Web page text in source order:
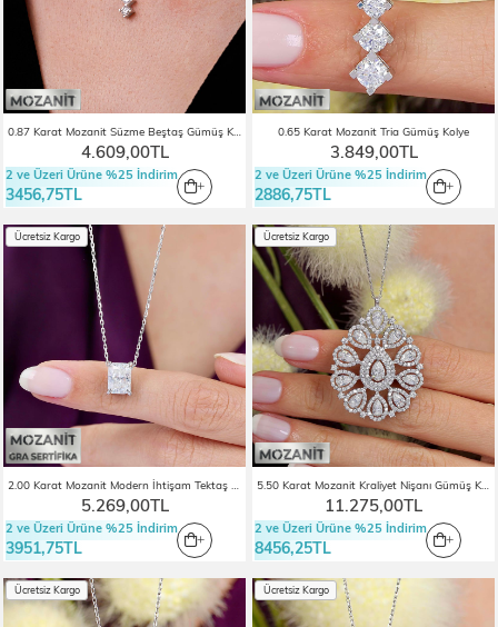
0.87 Karat Mozanit Süzme Beştaş Gümüş Kolye
4.609,00TL
2 ve Üzeri Ürüne %25 İndirim
3456,75TL
0.65 Karat Mozanit Tria Gümüş Kolye
3.849,00TL
2 ve Üzeri Ürüne %25 İndirim
2886,75TL
2.00 Karat Mozanit Modern İhtişam Tektaş Gümüş Kolye
5.269,00TL
Ücretsiz Kargo
2 ve Üzeri Ürüne %25 İndirim
3951,75TL
5.50 Karat Mozanit Kraliyet Nişanı Gümüş Kolye
11.275,00TL
Ücretsiz Kargo
2 ve Üzeri Ürüne %25 İndirim
8456,25TL
Ücretsiz Kargo Ücretsiz Kargo